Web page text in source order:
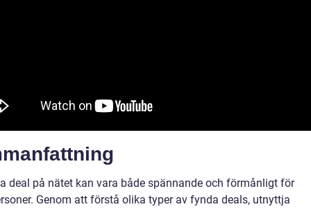
deal på nätet kan vara både spännande och förmånligt för
Genom att förstå olika typer av fynda deals, utnyttja